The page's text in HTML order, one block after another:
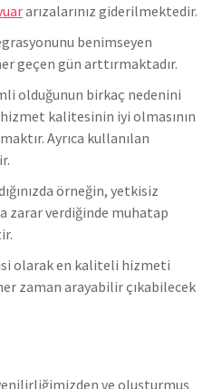
arızalarınız giderilmektedir.
benimseyen
geçen gün arttırmaktadır.
olduğunun birkaç nedenini
kalitesinin iyi olmasının
Ayrıca kullanılan
örneğin, yetkisiz
zarar verdiğinde muhatap
olarak en kaliteli hizmeti
zaman arayabilir çıkabilecek
ve oluşturmuş